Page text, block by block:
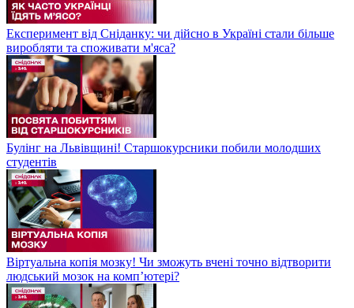
Експеримент від Сніданку: чи дійсно в Україні стали більше
виробляти та споживати м'яса?
Булінг на Львівщині! Старшокурсники побили молодших
студентів
Віртуальна копія мозку! Чи зможуть вчені точно відтворити
людський мозок на компʼютері?